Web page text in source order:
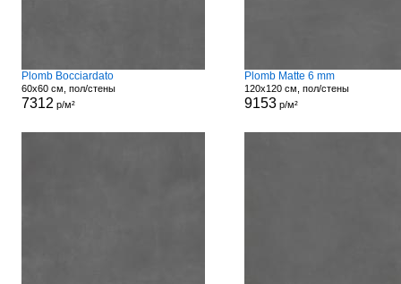
Plomb Bocciardato
60x60 см, пол/стены
7312 р/м²
Plomb Matte 6 mm
120x120 см, пол/стены
9153р/м²